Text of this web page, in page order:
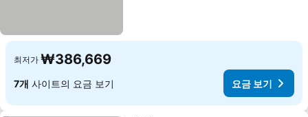
최저가 ₩386,669
7개 사이트의 요금 보기 요금 보기